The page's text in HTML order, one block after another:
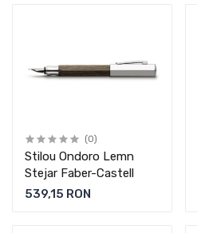
(0)
Stilou Ondoro Lemn
Stejar Faber-Castell
539,15 RON